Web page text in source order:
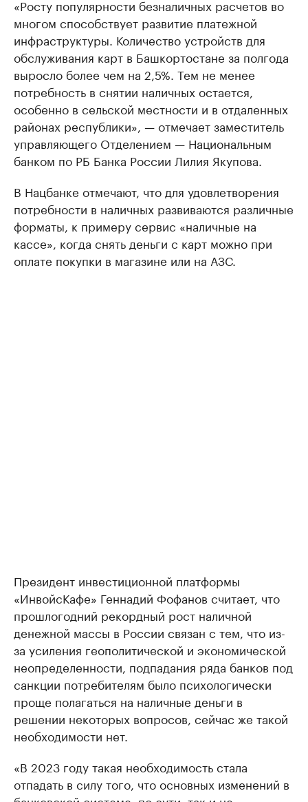
«Росту популярности безналичных расчетов во
многом способствует развитие платежной
инфраструктуры. Количество устройств для
обслуживания карт в Башкортостане за полгода
выросло более чем на 2,5%. Тем не менее
потребность в снятии наличных остается,
особенно в сельской местности и в отдаленных
районах республики», — отмечает заместитель
управляющего Отделением — Национальным
банком по РБ Банка России Лилия Якупова.
В Нацбанке отмечают, что для удовлетворения
потребности в наличных развиваются различные
форматы, к примеру сервис «наличные на
кассе», когда снять деньги с карт можно при
оплате покупки в магазине или на АЗС.
Президент инвестиционной платформы
«ИнвойсКафе» Геннадий Фофанов считает, что
прошлогодний рекордный рост наличной
денежной массы в России связан с тем, что из-
за усиления геополитической и экономической
неопределенности, подпадания ряда банков под
санкции потребителям было психологически
проще полагаться на наличные деньги в
решении некоторых вопросов, сейчас же такой
необходимости нет.
«В 2023 году такая необходимость стала
отпадать в силу того, что основных изменений в